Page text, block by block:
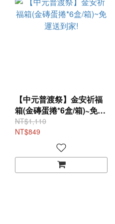
【中元普渡祭】金安祈福
箱(金磚蛋捲*6盒/箱)~免運
送到家!
NT$1,110
NT$849